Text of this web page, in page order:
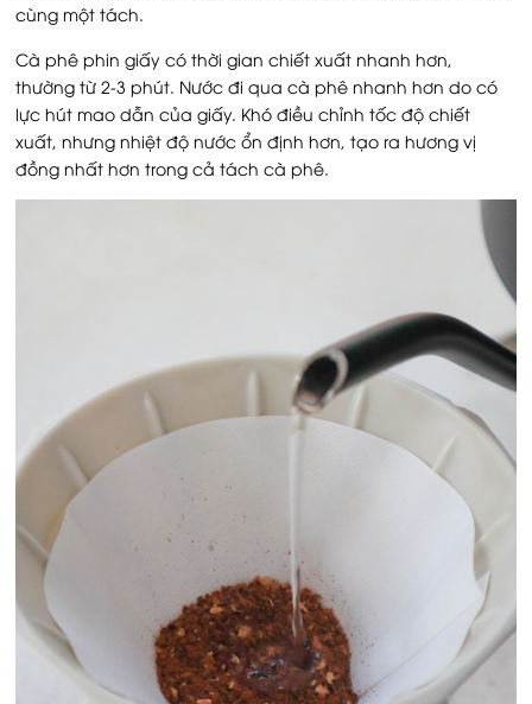
cùng một tách.
Cà phê phin giấy có thời gian chiết xuất nhanh hơn,
thường từ 2-3 phút. Nước đi qua cà phê nhanh hơn do có
lực hút mao dẫn của giấy. Khó điều chỉnh tốc độ chiết
xuất, nhưng nhiệt độ nước ổn định hơn, tạo ra hương vị
đồng nhất hơn trong cả tách cà phê.